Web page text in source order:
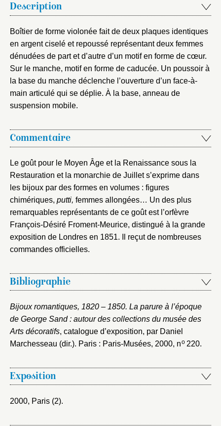
Description
Boîtier de forme violonée fait de deux plaques identiques
en argent ciselé et repoussé représentant deux femmes
dénudées de part et d’autre d’un motif en forme de cœur.
Sur le manche, motif en forme de caducée. Un poussoir à
la base du manche déclenche l’ouverture d’un face-à-
main articulé qui se déplie. À la base, anneau de
suspension mobile.
Commentaire
Le goût pour le Moyen Âge et la Renaissance sous la
Restauration et la monarchie de Juillet s’exprime dans
les bijoux par des formes en volumes : figures
chimériques, putti, femmes allongées… Un des plus
remarquables représentants de ce goût est l’orfèvre
François-Désiré Froment-Meurice, distingué à la grande
exposition de Londres en 1851. Il reçut de nombreuses
commandes officielles.
Bibliographie
Bijoux romantiques, 1820 – 1850. La parure à l’époque
de George Sand : autour des collections du musée des
Arts décoratifs, catalogue d’exposition, par Daniel
Marchesseau (dir.). Paris : Paris-Musées, 2000, no220.
Exposition
2000, Paris (2).
Valider
Nouveau dossier
Créer et ajouter
Courriel
Mot de passe
Envoyer
Vous avez oublié votre mot de passe ? Cliquez ici